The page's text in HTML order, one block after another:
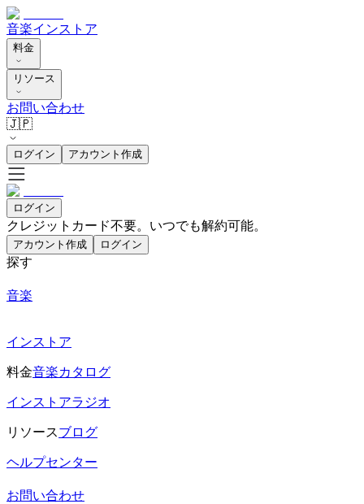
音楽インストア
料金
リソース
お問い合わせ
🇯🇵
ログイン アカウント作成
ログイン
クレジットカード不要。いつでも解約可能。
アカウント作成 ログイン
探す
音楽
インストア
料金音楽カタログ
インストアラジオ
リソースブログ
ヘルプセンター
お問い合わせ